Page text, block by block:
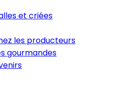
et criées
les producteurs
gourmandes